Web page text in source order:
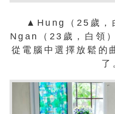
▲Hung（25歲，
Ngan（23歲，白領
從電腦中選擇放鬆的
了